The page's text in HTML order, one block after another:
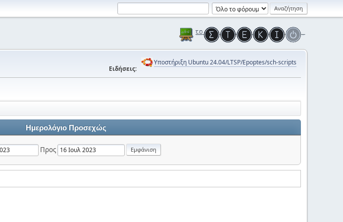
Ειδήσεις:
Υποστήριξη Ubuntu 24.04/LTSP/Epoptes/sch-scripts
Ημερολόγιο Προσεχώς
Προς